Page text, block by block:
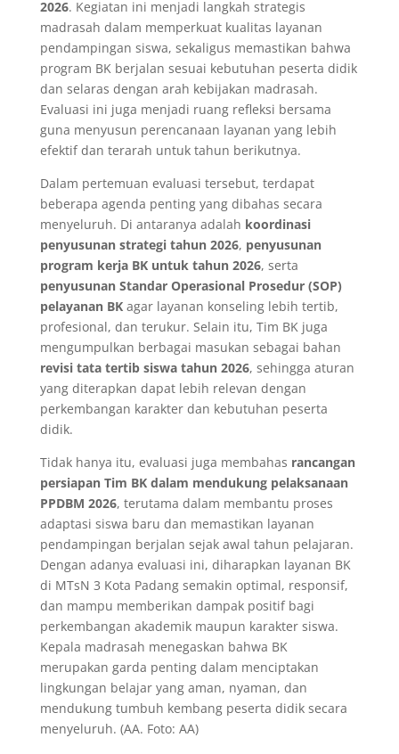
2026. Kegiatan ini menjadi langkah strategis
madrasah dalam memperkuat kualitas layanan
pendampingan siswa, sekaligus memastikan bahwa
program BK berjalan sesuai kebutuhan peserta didik
dan selaras dengan arah kebijakan madrasah.
Evaluasi ini juga menjadi ruang refleksi bersama
guna menyusun perencanaan layanan yang lebih
efektif dan terarah untuk tahun berikutnya.
Dalam pertemuan evaluasi tersebut, terdapat
beberapa agenda penting yang dibahas secara
menyeluruh. Di antaranya adalah koordinasi
penyusunan strategi tahun 2026, penyusunan
program kerja BK untuk tahun 2026, serta
penyusunan Standar Operasional Prosedur (SOP)
pelayanan BKagar layanan konseling lebih tertib,
profesional, dan terukur. Selain itu, Tim BK juga
mengumpulkan berbagai masukan sebagai bahan
revisi tata tertib siswa tahun 2026, sehingga aturan
yang diterapkan dapat lebih relevan dengan
perkembangan karakter dan kebutuhan peserta
didik.
Tidak hanya itu, evaluasi juga membahas rancangan
persiapan Tim BK dalam mendukung pelaksanaan
PPDBM 2026, terutama dalam membantu proses
adaptasi siswa baru dan memastikan layanan
pendampingan berjalan sejak awal tahun pelajaran.
Dengan adanya evaluasi ini, diharapkan layanan BK
di MTsN 3 Kota Padang semakin optimal, responsif,
dan mampu memberikan dampak positif bagi
perkembangan akademik maupun karakter siswa.
Kepala madrasah menegaskan bahwa BK
merupakan garda penting dalam menciptakan
lingkungan belajar yang aman, nyaman, dan
mendukung tumbuh kembang peserta didik secara
menyeluruh. (AA. Foto: AA)